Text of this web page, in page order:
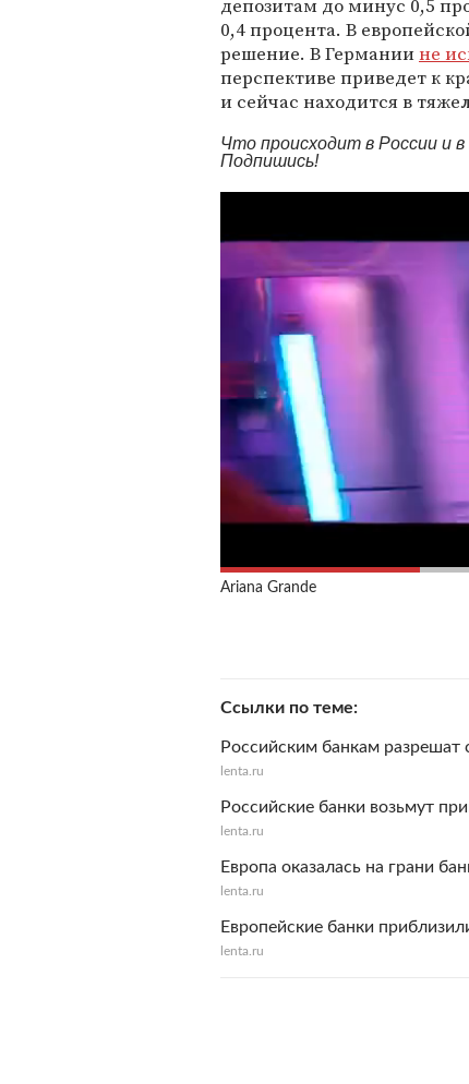
депозитам до минус 0,5
0,4 процента. В
решение. В Германиине
перспективе приведет к
и сейчас находится в
Что происходит в России и
Подпишись!
Ariana Grande
Ссылки по теме
Российским банкам разрешат
lenta.ru
Российские банки возьмут
lenta.ru
Европа оказалась на грани
lenta.ru
Европейские банки
lenta.ru